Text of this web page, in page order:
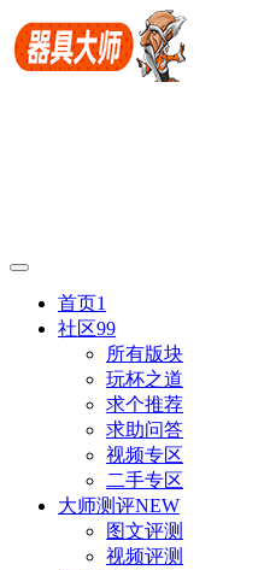
首页1
社区99
所有版块
玩杯之道
求个推荐
求助问答
视频专区
二手专区
大师测评NEW
图文评测
视频评测